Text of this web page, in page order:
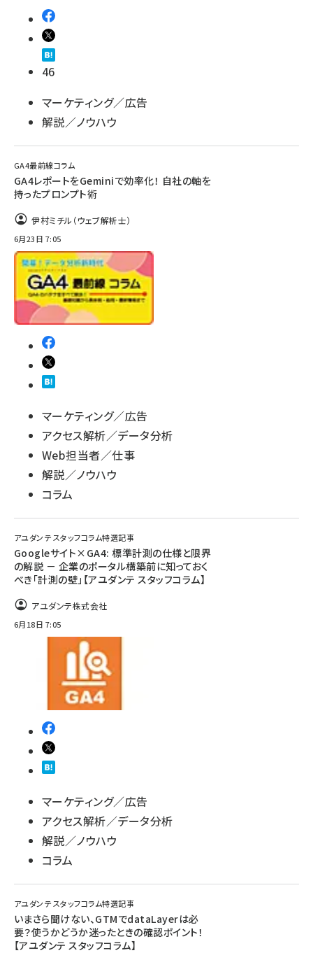
46
マーケティング／広告
解説／ノウハウ
GA4最前線コラム
GA4レポートをGeminiで効率化！ 自社の軸を
持ったプロンプト術
伊村ミチル（ウェブ解析士）
6月23日 7:05
マーケティング／広告
アクセス解析／データ分析
Web担当者／仕事
解説／ノウハウ
コラム
アユダンテ スタッフコラム特選記事
Googleサイト×GA4: 標準計測の仕様と限界
の解説 － 企業のポータル構築前に知っておく
べき「計測の壁」【アユダンテ スタッフコラム】
アユダンテ株式会社
6月18日 7:05
マーケティング／広告
アクセス解析／データ分析
解説／ノウハウ
コラム
アユダンテ スタッフコラム特選記事
いまさら聞けない、GTMでdataLayerは必
要？使うかどうか迷ったときの確認ポイント！
【アユダンテ スタッフコラム】